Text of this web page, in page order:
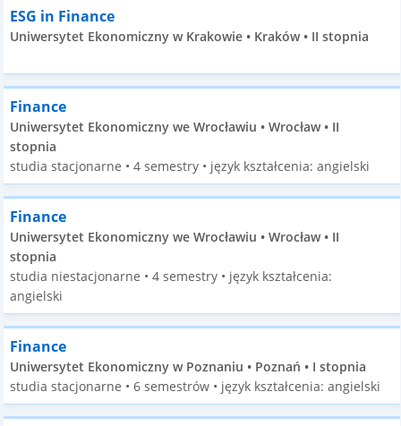
ESG in Finance
Uniwersytet Ekonomiczny w Krakowie • Kraków • II stopnia
Finance
Uniwersytet Ekonomiczny we Wrocławiu • Wrocław • II
stopnia
studia stacjonarne • 4 semestry • język kształcenia: angielski
Finance
Uniwersytet Ekonomiczny we Wrocławiu • Wrocław • II
stopnia
studia niestacjonarne • 4 semestry • język kształcenia:
angielski
Finance
Uniwersytet Ekonomiczny w Poznaniu • Poznań • I stopnia
studia stacjonarne • 6 semestrów • język kształcenia: angielski